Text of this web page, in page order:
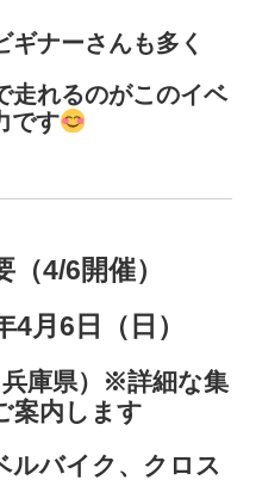
ギナーさんも多く
走れるのがこのイベ
です
4/6開催）
4月6日（日）
庫県）※詳細な集
案内します
ルバイク、クロス